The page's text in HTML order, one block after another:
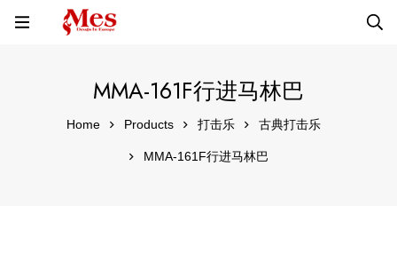
MMA-161F行进马林巴
Home Products 打击乐 古典打击乐
MMA-161F行进马林巴